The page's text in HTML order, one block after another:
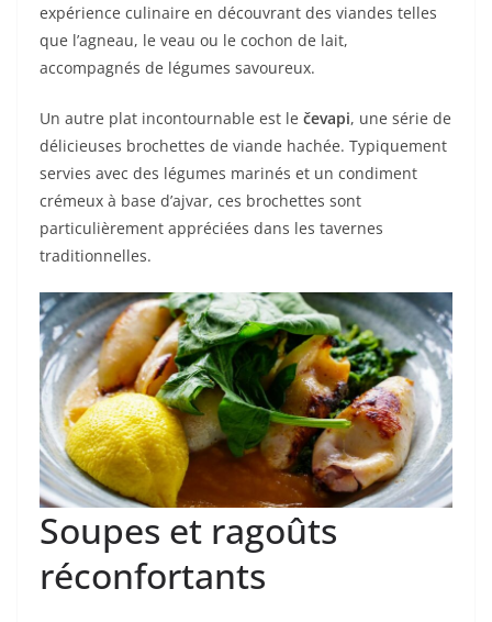
expérience culinaire en découvrant des viandes telles
que l’agneau, le veau ou le cochon de lait,
accompagnés de légumes savoureux.
Un autre plat incontournable est le čevapi, une série de
délicieuses brochettes de viande hachée. Typiquement
servies avec des légumes marinés et un condiment
crémeux à base d’ajvar, ces brochettes sont
particulièrement appréciées dans les tavernes
traditionnelles.
Soupes et ragoûts
réconfortants